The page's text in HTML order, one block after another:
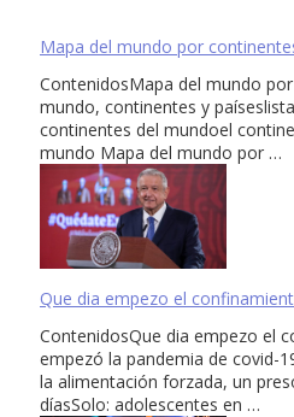
Mapa del mundo por
ContenidosMapa del mundo
mundo, continentes y
continentes del mundoel
mundo Mapa del mundo por …
Que dia empezo el
ContenidosQue dia empezo el
empezó la pandemia de covid-
la alimentación forzada, un
díasSolo: adolescentes en …